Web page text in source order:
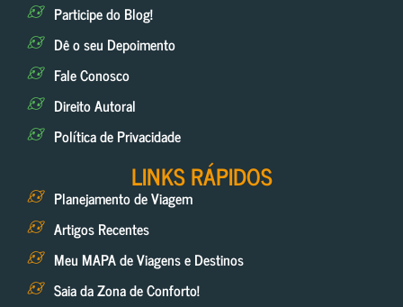
Participe do Blog!
Dê o seu Depoimento
Fale Conosco
Direito Autoral
Política de Privacidade
LINKS RÁPIDOS
Planejamento de Viagem
Artigos Recentes
Meu MAPA de Viagens e Destinos
Saia da Zona de Conforto!